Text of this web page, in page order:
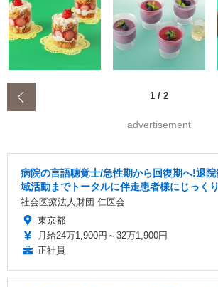
1 / 2
advertisement
病院の言語聴覚士/急性期から回復期へ!退
域活動までトータルに伴走患者様にじっく
社会医療法人財団 仁医会
東京都
月給24万1,900円～32万1,900円
正社員